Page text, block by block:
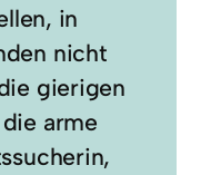
in
nicht
gierigen
arme